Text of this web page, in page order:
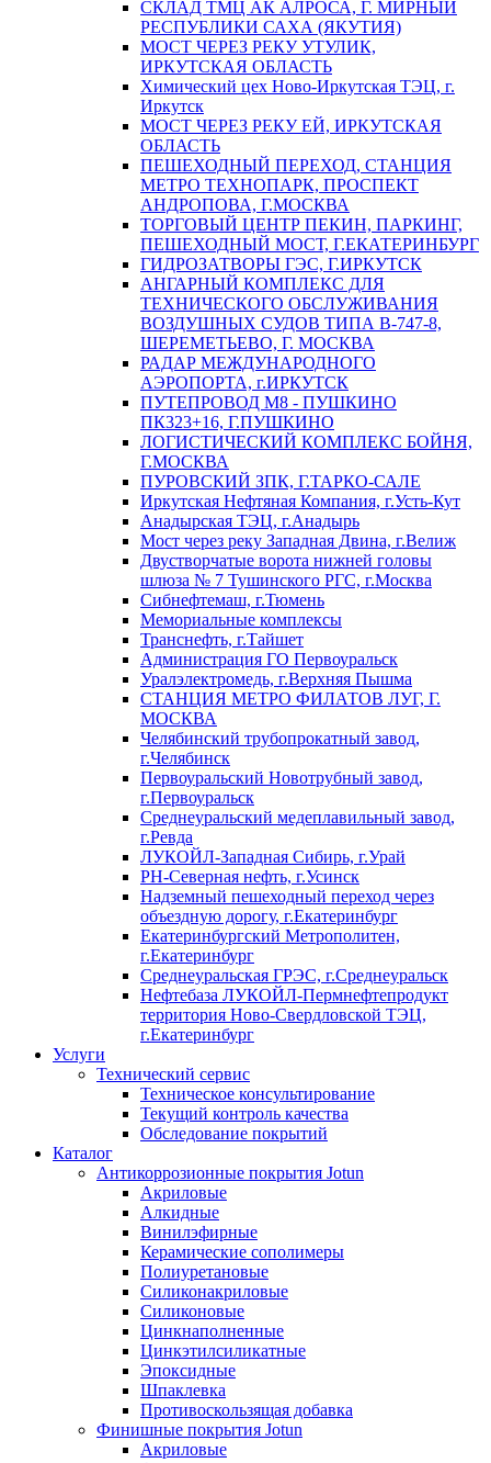
СКЛАД ТМЦ АК АЛРОСА, Г. МИРНЫЙ
РЕСПУБЛИКИ САХА (ЯКУТИЯ)
МОСТ ЧЕРЕЗ РЕКУ УТУЛИК,
ИРКУТСКАЯ ОБЛАСТЬ
Химический цех Ново-Иркутская ТЭЦ, г.
Иркутск
МОСТ ЧЕРЕЗ РЕКУ ЕЙ, ИРКУТСКАЯ
ОБЛАСТЬ
ПЕШЕХОДНЫЙ ПЕРЕХОД, СТАНЦИЯ
МЕТРО ТЕХНОПАРК, ПРОСПЕКТ
АНДРОПОВА, Г.МОСКВА
ТОРГОВЫЙ ЦЕНТР ПЕКИН, ПАРКИНГ,
ПЕШЕХОДНЫЙ МОСТ, Г.ЕКАТЕРИНБУРГ
ГИДРОЗАТВОРЫ ГЭС, Г.ИРКУТСК
АНГАРНЫЙ КОМПЛЕКС ДЛЯ
ТЕХНИЧЕСКОГО ОБСЛУЖИВАНИЯ
ВОЗДУШНЫХ СУДОВ ТИПА В-747-8,
ШЕРЕМЕТЬЕВО, Г. МОСКВА
РАДАР МЕЖДУНАРОДНОГО
АЭРОПОРТА, г.ИРКУТСК
ПУТЕПРОВОД М8 - ПУШКИНО
ПК323+16, Г.ПУШКИНО
ЛОГИСТИЧЕСКИЙ КОМПЛЕКС БОЙНЯ,
Г.МОСКВА
ПУРОВСКИЙ ЗПК, Г.ТАРКО-САЛЕ
Иркутская Нефтяная Компания, г.Усть-Кут
Анадырская ТЭЦ, г.Анадырь
Мост через реку Западная Двина, г.Велиж
Двустворчатые ворота нижней головы
шлюза № 7 Тушинского РГС, г.Москва
Сибнефтемаш, г.Тюмень
Мемориальные комплексы
Транснефть, г.Тайшет
Администрация ГО Первоуральск
Уралэлектромедь, г.Верхняя Пышма
СТАНЦИЯ МЕТРО ФИЛАТОВ ЛУГ, Г.
МОСКВА
Челябинский трубопрокатный завод,
г.Челябинск
Первоуральский Новотрубный завод,
г.Первоуральск
Среднеуральский медеплавильный завод,
г.Ревда
ЛУКОЙЛ-Западная Сибирь, г.Урай
РН-Северная нефть, г.Усинск
Надземный пешеходный переход через
объездную дорогу, г.Екатеринбург
Екатеринбургский Метрополитен,
г.Екатеринбург
Среднеуральская ГРЭС, г.Среднеуральск
Нефтебаза ЛУКОЙЛ-Пермнефтепродукт
территория Ново-Свердловской ТЭЦ,
г.Екатеринбург
Услуги
Технический сервис
Техническое консультирование
Текущий контроль качества
Обследование покрытий
Каталог
Антикоррозионные покрытия Jotun
Акриловые
Алкидные
Винилэфирные
Керамические сополимеры
Полиуретановые
Силиконакриловые
Силиконовые
Цинкнаполненные
Цинкэтилсиликатные
Эпоксидные
Шпаклевка
Противоскользящая добавка
Финишные покрытия Jotun
Акриловые